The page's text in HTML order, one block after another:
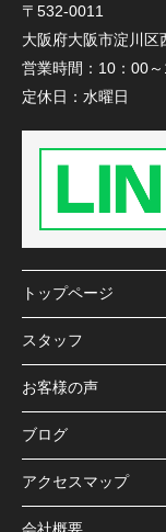
〒532-0011
大阪府大阪市淀川区
営業時間： 10：00
定休日： 水曜日
トップページ
スタッフ
お客様の声
ブログ
アクセスマップ